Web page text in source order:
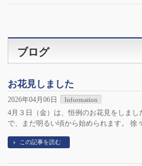
ブログ
お花見しました
2026年04月06日 Information
4月３日（金）は、恒例のお花見をしま
で、まだ明るい頃から始められます。 徐
この記事を読む